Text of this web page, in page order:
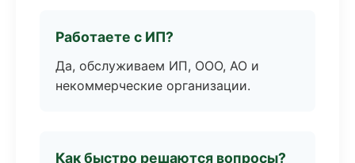
Работаете с ИП?
Да, обслуживаем ИП, ООО, АО и
некоммерческие организации.
Как быстро решаются вопросы?